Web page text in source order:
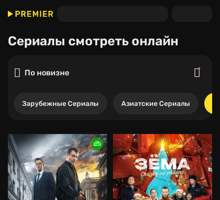
Сериалы смотреть онлайн
По новизне
Зарубежные Сериалы Азиатские Сериалы